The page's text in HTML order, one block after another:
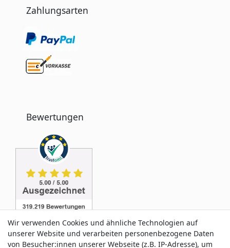
Zahlungsarten
Bewertungen
Wir verwenden Cookies und ähnliche Technologien auf
unserer Website und verarbeiten personenbezogene Daten
von Besucher:innen unserer Webseite (z.B. IP-Adresse), um